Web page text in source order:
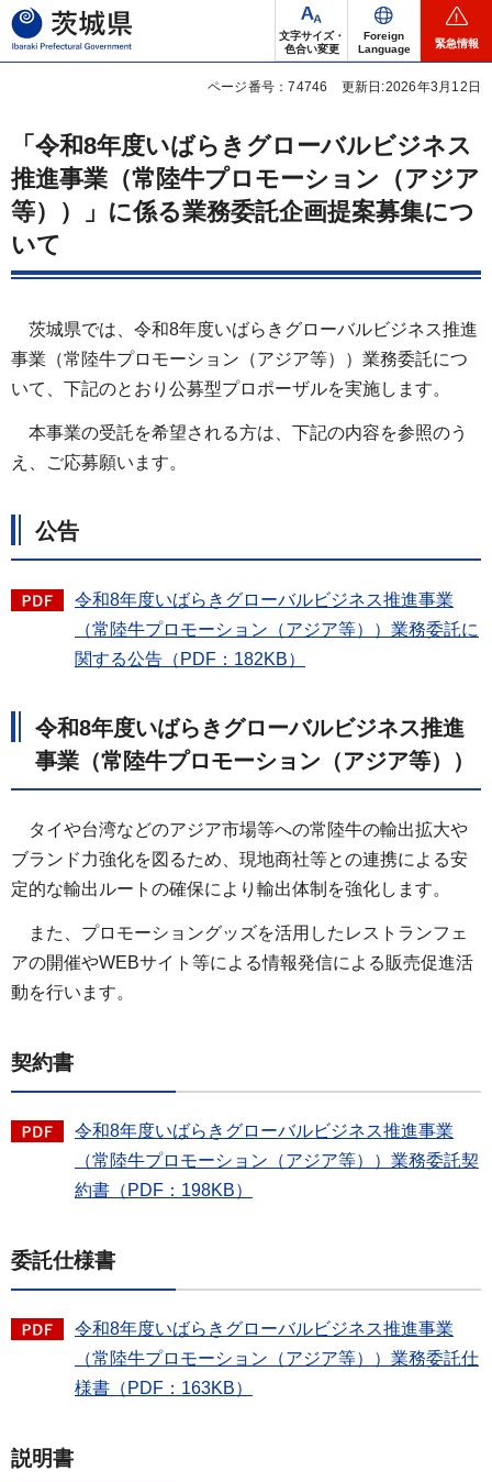
茨城県
文字サイズ・
色合い変更
Foreign
Language
緊急情報
ページ番号：74746 更新日:2026年3月12日
「令和8年度いばらきグローバルビジネス
推進事業（常陸牛プロモーション（アジア
等））」に係る業務委託企画提案募集につ
いて
茨城県では、令和8年度いばらきグローバルビジネス推進
事業（常陸牛プロモーション（アジア等））業務委託につ
いて、下記のとおり公募型プロポーザルを実施します。
本事業の受託を希望される方は、下記の内容を参照のう
え、ご応募願います。
公告
令和8年度いばらきグローバルビジネス推進事業
（常陸牛プロモーション（アジア等））業務委託に
関する公告（PDF：182KB）
令和8年度いばらきグローバルビジネス推進
事業（常陸牛プロモーション（アジア等））
タイや台湾などのアジア市場等への常陸牛の輸出拡大や
ブランド力強化を図るため、現地商社等との連携による安
定的な輸出ルートの確保により輸出体制を強化します。
また、プロモーショングッズを活用したレストランフェ
アの開催やWEBサイト等による情報発信による販売促進活
動を行います。
契約書
令和8年度いばらきグローバルビジネス推進事業
（常陸牛プロモーション（アジア等））業務委託契
約書（PDF：198KB）
委託仕様書
令和8年度いばらきグローバルビジネス推進事業
（常陸牛プロモーション（アジア等））業務委託仕
様書（PDF：163KB）
説明書